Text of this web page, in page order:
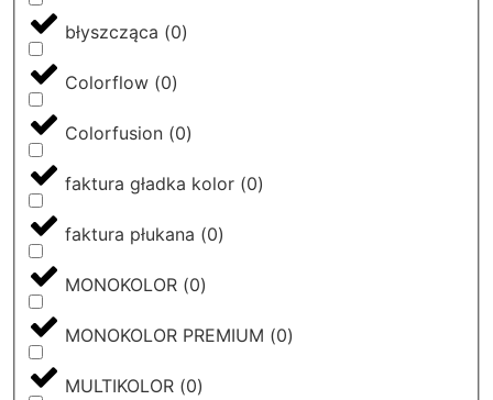
błyszcząca (0)
Colorflow (0)
Colorfusion (0)
faktura gładka kolor (0)
faktura płukana (0)
MONOKOLOR (0)
MONOKOLOR PREMIUM (0)
MULTIKOLOR (0)